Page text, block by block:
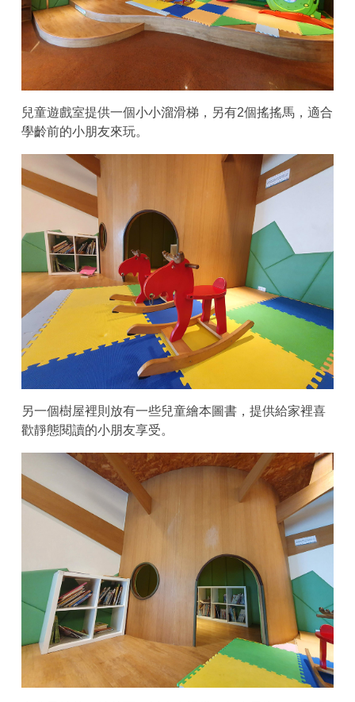
兒童遊戲室提供一個小小溜滑梯，另有2個搖搖馬，適合
學齡前的小朋友來玩。
另一個樹屋裡則放有一些兒童繪本圖書，提供給家裡喜
歡靜態閱讀的小朋友享受。